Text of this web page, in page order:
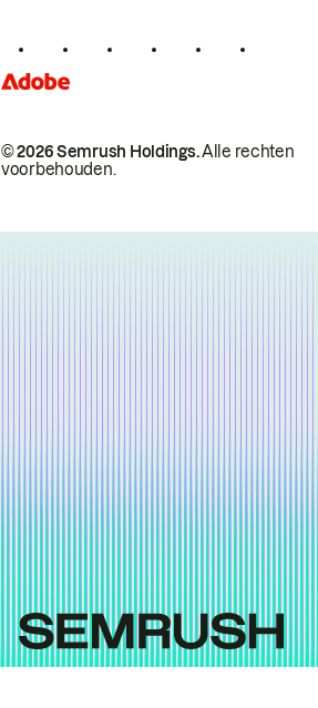
© 2026 Semrush Holdings.Alle rechten
voorbehouden.